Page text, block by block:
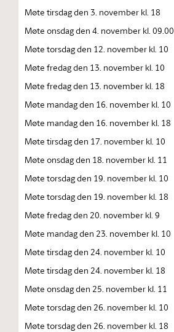
Møte tirsdag den 3. november kl. 18
Møte onsdag den 4. november kl. 09.00
Møte torsdag den 12. november kl. 10
Møte fredag den 13. november kl. 10
Møte fredag den 13. november kl. 18
Møte mandag den 16. november kl. 10
Møte mandag den 16. november kl. 18
Møte tirsdag den 17. november kl. 10
Møte onsdag den 18. november kl. 11
Møte torsdag den 19. november kl. 10
Møte torsdag den 19. november kl. 18
Møte fredag den 20. november kl. 9
Møte mandag den 23. november kl. 10
Møte tirsdag den 24. november kl. 10
Møte tirsdag den 24. november kl. 18
Møte onsdag den 25. november kl. 11
Møte torsdag den 26. november kl. 10
Møte torsdag den 26. november kl. 18